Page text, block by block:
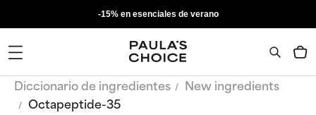
-15% en esenciales de verano
Diccionario de ingredientes
New ingredients
Octapeptide-35